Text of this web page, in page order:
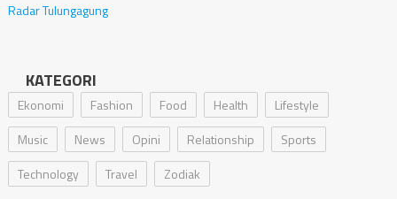
Radar Tulungagung
KATEGORI
Ekonomi Fashion Food Health
Lifestyle
Music
News Opini Relationship
Sports
Technology
Travel Zodiak